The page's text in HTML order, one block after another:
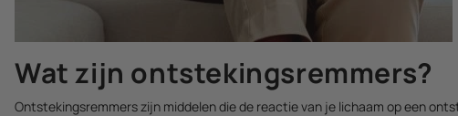
Wat zijn ontstekingsremmers?
Ontstekingsremmers zijn middelen die de reactie van je lichaam op een